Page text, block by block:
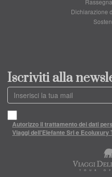
Dichiarazione
Iscriviti alla
Autorizzo il trattamento dei dati
Viaggi dell'Elefante Srl e Ecoluxury